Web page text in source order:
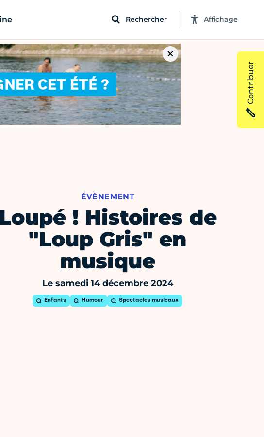
Rechercher Affichage
ÉVÈNEMENT
Loupé ! Histoires de
"Loup Gris" en
musique
Le samedi 14 décembre 2024
Enfants Humour Spectacles musicaux
Contribuer